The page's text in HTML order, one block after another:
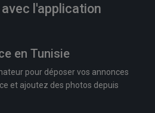
l'application
en Tunisie
pour déposer vos annonces
et ajoutez des photos depuis